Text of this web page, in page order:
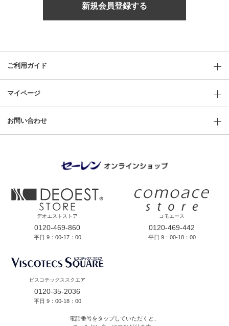
新規会員登録する
ご利用ガイド
マイページ
お問い合わせ
デオエストストア
0120-469-860
平日 9：00-17：00
コモエース
0120-469-442
平日 9：00-18：00
ビスコテックススクエア
0120-35-2036
平日 9：00-18：00
電話番号をタップしていただくと、